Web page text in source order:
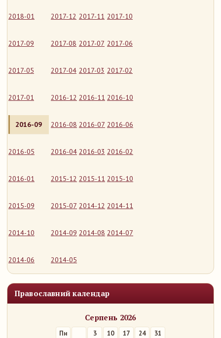
2018-01 2017-12 2017-11 2017-10
2017-09 2017-08 2017-07 2017-06
2017-05 2017-04 2017-03 2017-02
2017-01 2016-12 2016-11 2016-10
2016-09 2016-08 2016-07 2016-06
2016-05 2016-04 2016-03 2016-02
2016-01 2015-12 2015-11 2015-10
2015-09 2015-07 2014-12 2014-11
2014-10 2014-09 2014-08 2014-07
2014-06 2014-05
Православний календар
Серпень 2026
Пн 3 10 17 24
31